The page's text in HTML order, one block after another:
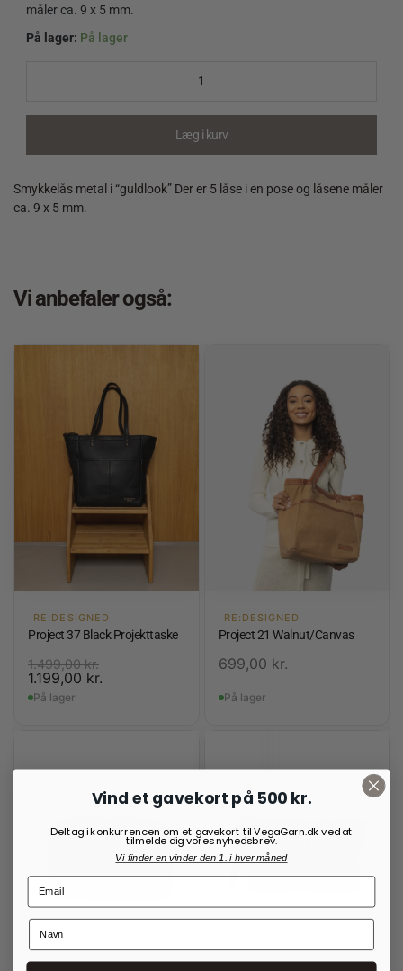
måler ca. 9 x 5 mm.
På lager: På lager
Smykkelås
Læg i kurv
Smykkelås metal i “guldlook” Der er 5 låse i en pose og låsene måler
ca. 9 x 5 mm.
Vi anbefaler også:
RE:DESIGNED
Project 37 Black Projekttaske
1.499,00kr.
1.199,00 kr.
På lager
RE:DESIGNED
Project 21 Walnut/Canvas
699,00 kr.
På lager
Vind et gavekort på 500 kr.
Deltag i konkurrencen om et gavekort til VegaGarn.dk ved at
tilmelde dig vores nyhedsbrev.
Vi finder en vinder den 1. i hver måned